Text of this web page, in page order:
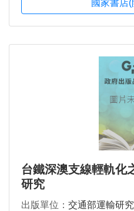
國家書店
台鐵深澳支線輕軌化
研究
出版單位： 交通部運輸研